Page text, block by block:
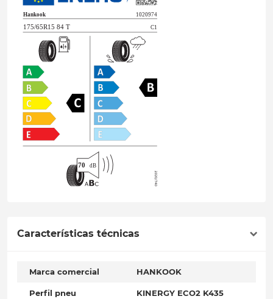
Características técnicas
Marca comercial HANKOOK
Perfil pneu KINERGY ECO2 K435